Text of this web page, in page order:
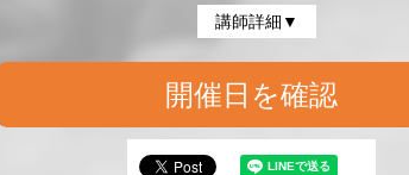
講師詳細▼
開催日を確認